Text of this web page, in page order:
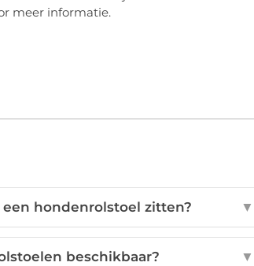
meer informatie.
hondenrolstoel zitten? ▼
beschikbaar? ▼